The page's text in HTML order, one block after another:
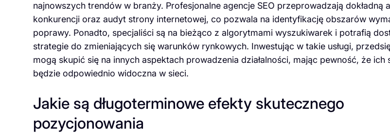
najnowszych trendów w branży. Profesjonalne agencje SEO przeprowadzają dokładną
konkurencji oraz audyt strony internetowej, co pozwala na identyfikację obszarów
poprawy. Ponadto, specjaliści są na bieżąco z algorytmami wyszukiwarek i potrafią
strategie do zmieniających się warunków rynkowych. Inwestując w takie usługi,
mogą skupić się na innych aspektach prowadzenia działalności, mając pewność, że ich
będzie odpowiednio widoczna w sieci.
Jakie są długoterminowe efekty skutecznego
pozycjonowania